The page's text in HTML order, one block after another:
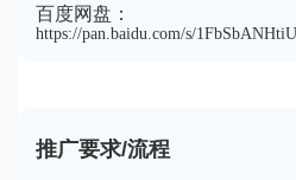
百度网盘：
https://pan.baidu.com/s/
推广要求/流程